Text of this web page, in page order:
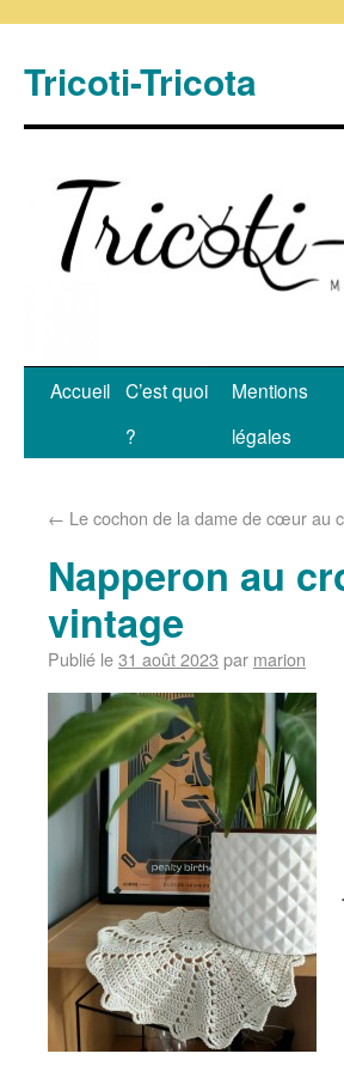
Tricoti-Tricota
Accueil C’est quoi
?
Mentions
légales
← Le cochon de la dame de cœur au
Napperon au
vintage
Publié le31 août 2023 par marion